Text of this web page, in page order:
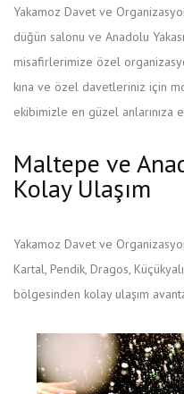
Yakamoz Davet ve
düğün salonu ve Anadolu
misafirlerimize özel
kına ve özel davetleriniz için
ekibimizle en güzel anlarınıza
Maltepe ve
Kolay Ulaşım
Yakamoz Davet ve
Kartal, Pendik, Dragos,
bölgesinden kolay ulaşım